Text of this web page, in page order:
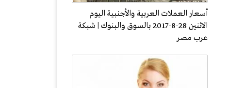
أسعار العملات العربية والأجنبية اليوم
الاثنين 28-8-2017 بالسوق والبنوك | شبكة
عرب مصر